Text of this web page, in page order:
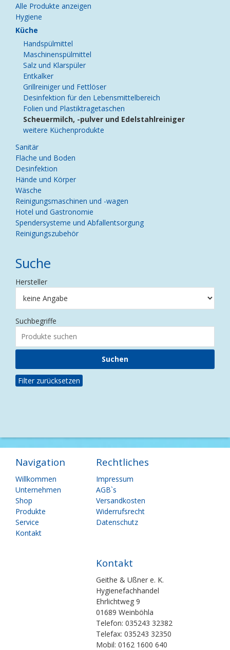
Navigation
überspringen
Alle Produkte anzeigen
Hygiene
Küche
Handspülmittel
Maschinenspülmittel
Salz und Klarspüler
Entkalker
Grillreiniger und Fettlöser
Desinfektion für den Lebensmittelbereich
Folien und Plastiktragetaschen
Scheuermilch, -pulver und Edelstahlreiniger
weitere Küchenprodukte
Sanitär
Fläche und Boden
Desinfektion
Hände und Körper
Wäsche
Reinigungsmaschinen und -wagen
Hotel und Gastronomie
Spendersysteme und Abfallentsorgung
Reinigungszubehör
Suche
Hersteller
Suchbegriffe
Filter zurücksetzen
Navigation
Navigation
überspringen
Willkommen
Unternehmen
Shop
Produkte
Service
Kontakt
Rechtliches
Navigation
überspringen
Impressum
AGB`s
Versandkosten
Widerrufsrecht
Datenschutz
Kontakt
Geithe & Ußner e. K.
Hygienefachhandel
Ehrlichtweg 9
01689 Weinböhla
Telefon: 035243 32382
Telefax: 035243 32350
Mobil: 0162 1600 640